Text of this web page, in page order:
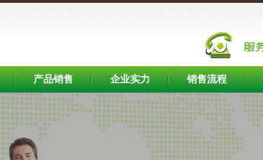
产品销售 企业实力 销售流程